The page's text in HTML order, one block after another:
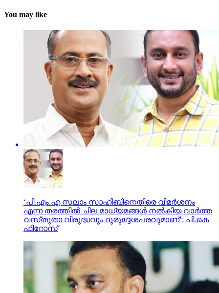
You may like
‘പി.എം.എ സലാം സാഹിബിനെതിരെ വിമർശനം
എന്ന തരത്തിൽ ചില മാധ്യമങ്ങൾ നൽകിയ വാർത്ത
വസ്‌തുതാ വിരുദ്ധവും ദുരുദ്ദേശപരവുമാണ്’: പി.കെ
ഫിറോസ്‌